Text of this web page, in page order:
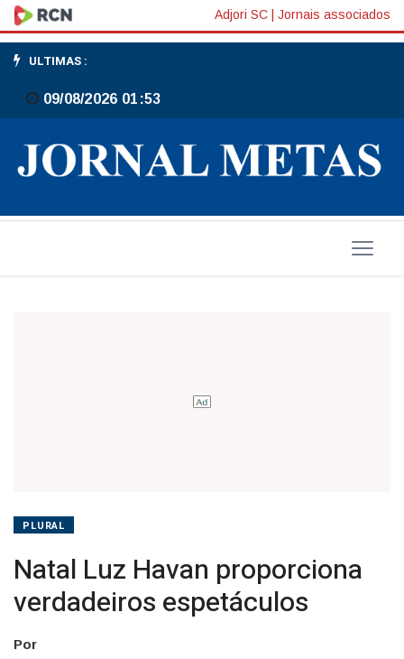
Natal
Luz
Havan
proporciona
verdadeiros
espetáculos
Adjori SC Jornais associados
ULTIMAS :
09/08/2026 01:53
PLURAL
Natal Luz Havan proporciona
verdadeiros espetáculos
Por